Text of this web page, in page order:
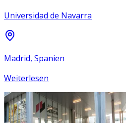
Universidad de Navarra
Madrid, Spanien
Weiterlesen